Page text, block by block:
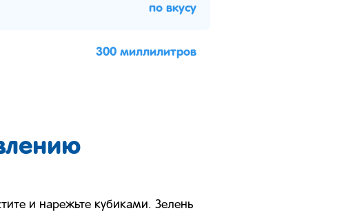
по вкусу
300 миллилитров
и нарежьте кубиками. Зелень